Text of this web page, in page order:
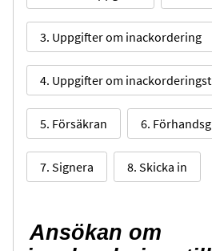
3. Uppgifter om inackordering
4. Uppgifter om
5. Försäkran 6.
7. Signera 8. Skicka in
Ansökan om